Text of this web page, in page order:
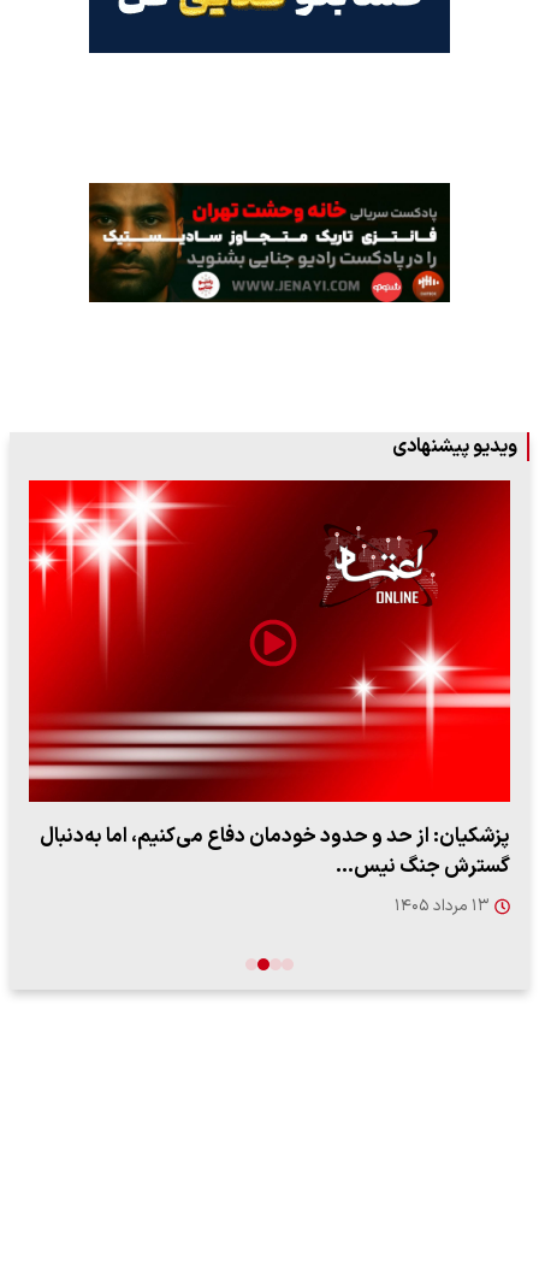
ویدیو پیشنهادی
پزشکیان: از حد و حدود خودمان دفاع می‌کنیم، اما به‌دنبال
گسترش جنگ نیس…
۱۳ مرداد ۱۴۰۵